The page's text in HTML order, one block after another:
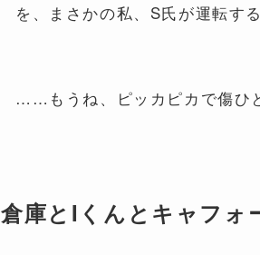
を、まさかの私、S氏が運転す
……もうね、ピッカピカで傷ひ
倉庫とIくんとキャフォ